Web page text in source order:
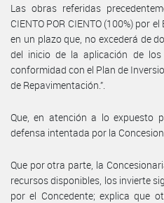
Las obras referidas
CIENTO POR CIENTO (100%) por
en un plazo que, no excederá de
del inicio de la aplicación de
conformidad con el Plan de
de Repavimentación.”.
Que, en atención a lo expuesto
defensa intentada por la
Que por otra parte, la
recursos disponibles, los invierte
por el Concedente; explica que